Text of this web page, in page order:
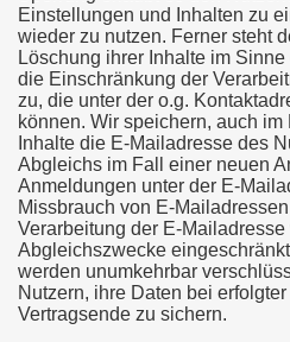
Einstellungen und Inhalten zu
wieder zu nutzen. Ferner steht
Löschung ihrer Inhalte im
die Einschränkung der
zu, die unter der o.g.
können. Wir speichern, auch
Inhalte die E-Mailadresse des
Abgleichs im Fall einer neuen
Anmeldungen unter der E-
Missbrauch von E-
Verarbeitung der E-
Abgleichszwecke
werden unumkehrbar
Nutzern, ihre Daten bei
Vertragsende zu sichern.